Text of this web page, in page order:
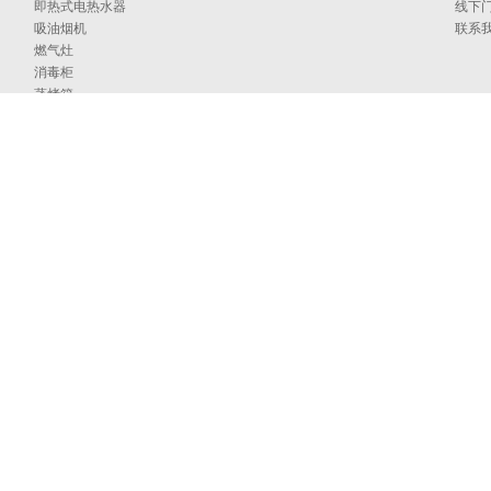
即热式电热水器
吸油烟机
燃气灶
消毒柜
蒸烤箱
线下
联系